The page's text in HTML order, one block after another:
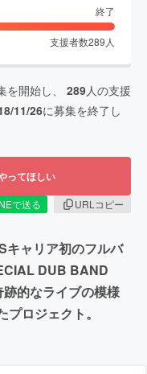
終了
支援者数289 人
を開始し、 289人の支援
11/26に募集を終了し
ってほしい
で送る
URLコピー
キャリア初のフルバ
DUB BAND
的なライブの模様
ロジェクト。